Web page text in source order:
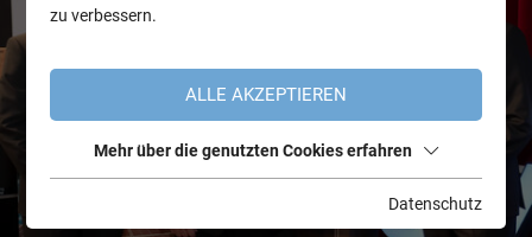
zu verbessern.
ALLE AKZEPTIEREN
Mehr über die genutzten Cookies erfahren
Datenschutz